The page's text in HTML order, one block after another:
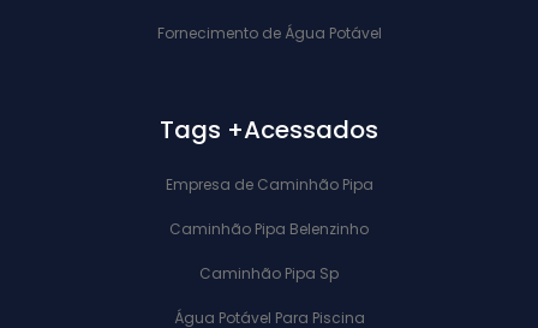
Fornecimento de Água Potável
Tags +Acessados
Empresa de Caminhão Pipa
Caminhão Pipa Belenzinho
Caminhão Pipa Sp
Água Potável Para Piscina